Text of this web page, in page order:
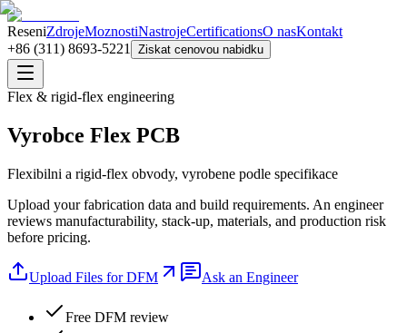
ReseniZdrojeMoznostiNastrojeCertificationsO nasKontakt
+86 (311) 8693-5221
Ziskat cenovou nabidku
Flex & rigid-flex engineering
Vyrobce Flex PCB
Flexibilni a rigid-flex obvody, vyrobene podle specifikace
Upload your fabrication data and build requirements. An engineer
reviews manufacturability, stack-up, materials, and production risk
before pricing.
Upload Files for DFM Ask an Engineer
Free DFM review